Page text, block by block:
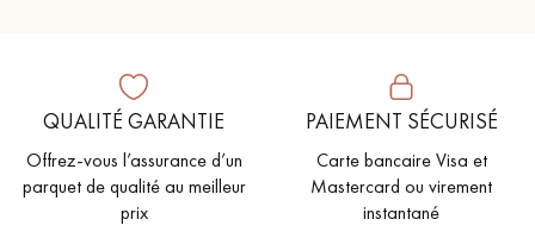
QUALITÉ GARANTIE
Offrez-vous l’assurance d’un
parquet de qualité au meilleur
prix
PAIEMENT SÉCURISÉ
Carte bancaire Visa et
Mastercard ou virement
instantané